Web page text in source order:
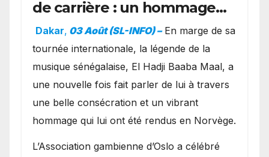
de carrière : un hommage
exceptionnel à Oslo en
présence de la famille
royale.
Dakar, 03 Août (SL-INFO) – ​En marge de sa
tournée internationale, la légende de la
musique sénégalaise, El Hadji Baaba Maal, a
une nouvelle fois fait parler de lui à travers
une belle consécration et un vibrant
hommage qui lui ont été rendus en Norvège.
​L’Association gambienne d’Oslo a célébré